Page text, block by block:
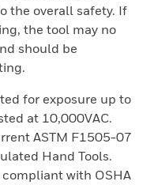
the overall safety. If
the tool may no
should be
for exposure up to
at 10,000VAC.
ASTM F1505-07
Hand Tools.
with OSHA